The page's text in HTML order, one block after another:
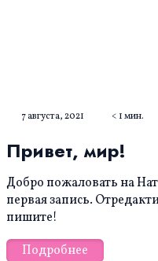
7 августа, 2021 < 1 мин.
Привет, мир!
Добро пожаловать на
первая запись.
пишите!
Подробнее